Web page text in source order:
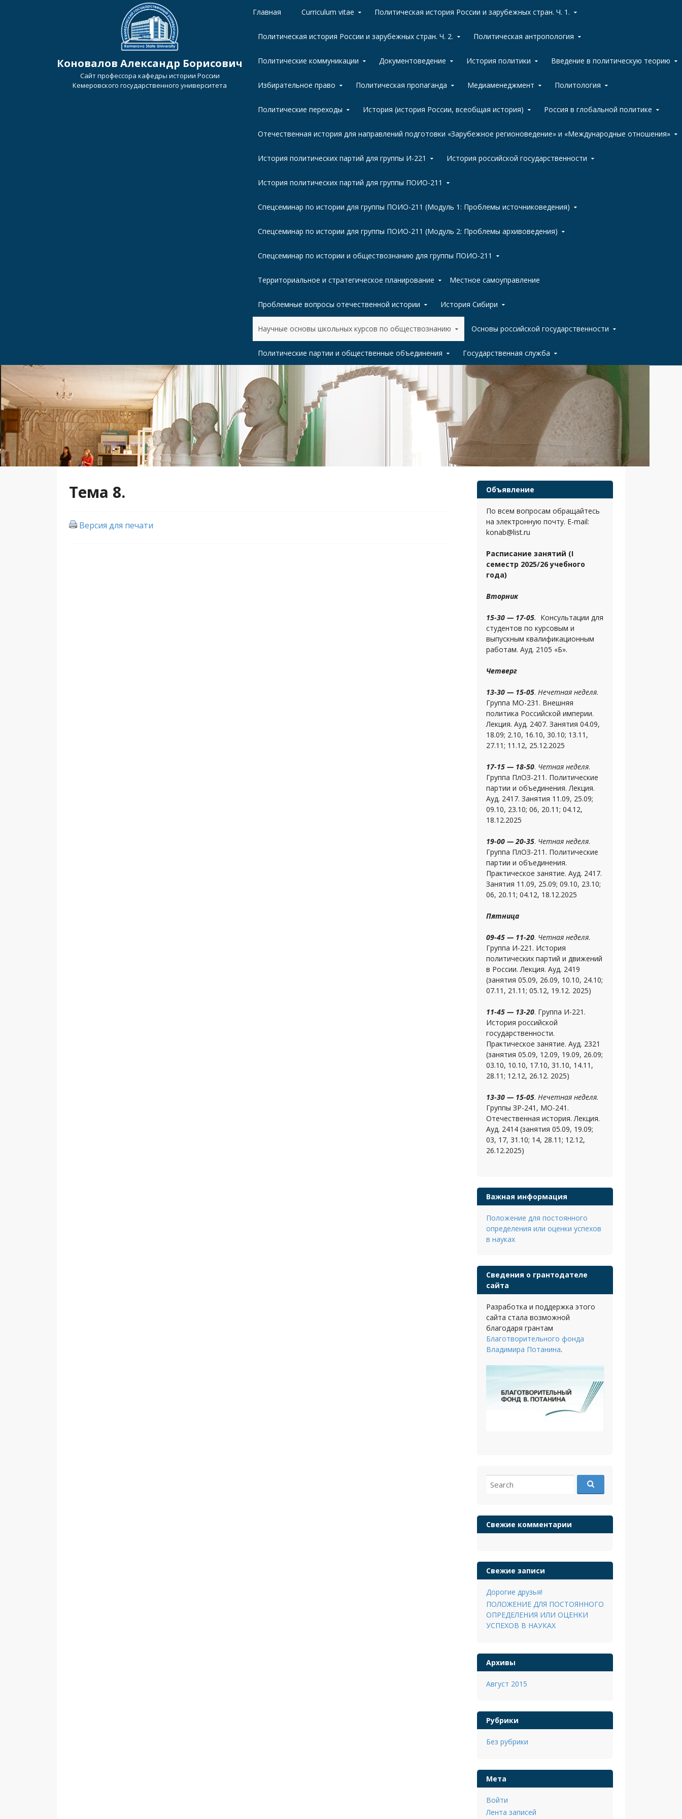
Коновалов Александр Борисович
Сайт профессора кафедры истории России
Кемеровского государственного университета
Главная Curriculum vitae Политическая история России и зарубежных стран. Ч. 1.
Политическая история России и зарубежных стран. Ч. 2. Политическая антропология
Политические коммуникации Документоведение История политики Введение в политическую теорию
Избирательное право Политическая пропаганда Медиаменеджмент Политология
Политические переходы История (история России, всеобщая история) Россия в глобальной политике
Отечественная история для направлений подготовки «Зарубежное регионоведение» и «Международные отношения»
История политических партий для группы И-221 История российской государственности
История политических партий для группы ПОИО-211
Спецсеминар по истории для группы ПОИО-211 (Модуль 1: Проблемы источниковедения)
Спецсеминар по истории для группы ПОИО-211 (Модуль 2: Проблемы архивоведения)
Спецсеминар по истории и обществознанию для группы ПОИО-211
Территориальное и стратегическое планирование Местное самоуправление
Проблемные вопросы отечественной истории История Сибири
Научные основы школьных курсов по обществознанию Основы российской государственности
Политические партии и общественные объединения Государственная служба
Тема 8.
Версия для печати
Объявление
По всем вопросам обращайтесь
на электронную почту. E-mail:
konab@list.ru
Расписание занятий (I
семестр 2025/26 учебного
года)
Вторник
15-30 — 17-05. Консультации для
студентов по курсовым и
выпускным квалификационным
работам. Ауд. 2105 «Б».
Четверг
13-30 — 15-05. Нечетная неделя.
Группа МО-231. Внешняя
политика Российской империи.
Лекция. Ауд. 2407. Занятия 04.09,
18.09; 2.10, 16.10, 30.10; 13.11,
27.11; 11.12, 25.12.2025
17-15 — 18-50. Четная неделя.
Группа ПлОЗ-211. Политические
партии и объединения. Лекция.
Ауд. 2417. Занятия 11.09, 25.09;
09.10, 23.10; 06, 20.11; 04.12,
18.12.2025
19-00 — 20-35. Четная неделя.
Группа ПлОЗ-211. Политические
партии и объединения.
Практическое занятие. Ауд. 2417.
Занятия 11.09, 25.09; 09.10, 23.10;
06, 20.11; 04.12, 18.12.2025
Пятница
09-45 — 11-20. Четная неделя.
Группа И-221. История
политических партий и движений
в России. Лекция. Ауд. 2419
(занятия 05.09, 26.09, 10.10, 24.10;
07.11, 21.11; 05.12, 19.12. 2025)
11-45 — 13-20. Группа И-221.
История российской
государственности.
Практическое занятие. Ауд. 2321
(занятия 05.09, 12.09, 19.09, 26.09;
03.10, 10.10, 17.10, 31.10, 14.11,
28.11; 12.12, 26.12. 2025)
13-30 — 15-05. Нечетная неделя.
Группы ЗР-241, МО-241.
Отечественная история. Лекция.
Ауд. 2414 (занятия 05.09, 19.09;
03, 17, 31.10; 14, 28.11; 12.12,
26.12.2025)
Важная информация
Положение для постоянного
определения или оценки успехов
в науках
Сведения о грантодателе
сайта
Разработка и поддержка этого
сайта стала возможной
благодаря грантам
Благотворительного фонда
Владимира Потанина.
for:
Свежие комментарии
Свежие записи
Дорогие друзья!
ПОЛОЖЕНИЕ ДЛЯ ПОСТОЯННОГО
ОПРЕДЕЛЕНИЯ ИЛИ ОЦЕНКИ
УСПЕХОВ В НАУКАХ
Архивы
Август 2015
Рубрики
Без рубрики
Мета
Войти
Лента записей